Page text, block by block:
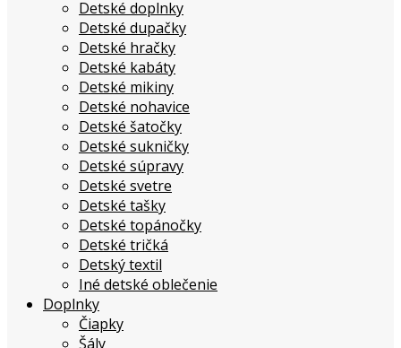
Detské doplnky
Detské dupačky
Detské hračky
Detské kabáty
Detské mikiny
Detské nohavice
Detské šatočky
Detské sukničky
Detské súpravy
Detské svetre
Detské tašky
Detské topánočky
Detské tričká
Detský textil
Iné detské oblečenie
Doplnky
Čiapky
Šály